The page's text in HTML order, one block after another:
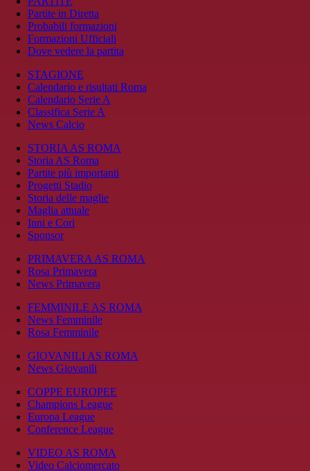
Partite in Diretta
Probabili formazioni
Formazioni Ufficiali
Dove vedere la partita
STAGIONE
Calendario e risultati Roma
Calendario Serie A
Classifica Serie A
News Calcio
STORIA AS ROMA
Storia AS Roma
Partite più importanti
Progetti Stadio
Storia delle maglie
Maglia attuale
Inni e Cori
Sponsor
PRIMAVERA AS ROMA
Rosa Primavera
News Primavera
FEMMINILE AS ROMA
News Femminile
Rosa Femminile
GIOVANILI AS ROMA
News Giovanili
COPPE EUROPEE
Champions League
Europa League
Conference League
VIDEO AS ROMA
Video Calciomercato